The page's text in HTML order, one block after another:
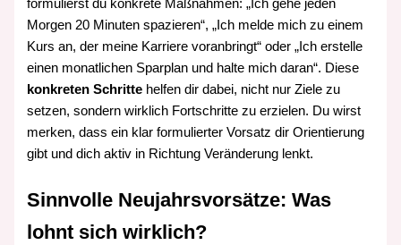
formulierst du konkrete Maßnahmen: „Ich gehe jeden
Morgen 20 Minuten spazieren“, „Ich melde mich zu einem
Kurs an, der meine Karriere voranbringt“ oder „Ich erstelle
einen monatlichen Sparplan und halte mich daran“. Diese
konkreten Schritte helfen dir dabei, nicht nur Ziele zu
setzen, sondern wirklich Fortschritte zu erzielen. Du wirst
merken, dass ein klar formulierter Vorsatz dir Orientierung
gibt und dich aktiv in Richtung Veränderung lenkt.
Sinnvolle Neujahrsvorsätze: Was
lohnt sich wirklich?